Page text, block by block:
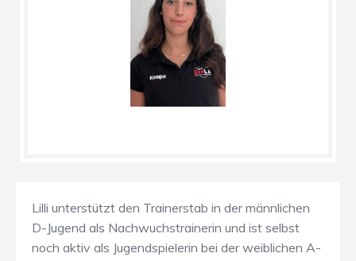
Lilli unterstützt den Trainerstab in der männlichen
D-Jugend als Nachwuchstrainerin und ist selbst
noch aktiv als Jugendspielerin bei der weiblichen A-